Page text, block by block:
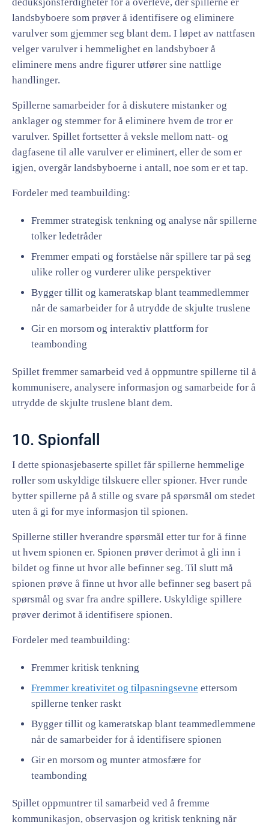
landsbyboere som prøver å identifisere og eliminere
varulver som gjemmer seg blant dem. I løpet av nattfasen
velger varulver i hemmelighet en landsbyboer å
eliminere mens andre figurer utfører sine nattlige
handlinger.
Spillerne samarbeider for å diskutere mistanker og
anklager og stemmer for å eliminere hvem de tror er
varulver. Spillet fortsetter å veksle mellom natt- og
dagfasene til alle varulver er eliminert, eller de som er
igjen, overgår landsbyboerne i antall, noe som er et tap.
Fordeler med teambuilding:
Fremmer strategisk tenkning og analyse når spillerne
tolker ledetråder
Fremmer empati og forståelse når spillere tar på seg
ulike roller og vurderer ulike perspektiver
Bygger tillit og kameratskap blant teammedlemmer
når de samarbeider for å utrydde de skjulte truslene
Gir en morsom og interaktiv plattform for
teambonding
Spillet fremmer samarbeid ved å oppmuntre spillerne til å
kommunisere, analysere informasjon og samarbeide for å
utrydde de skjulte truslene blant dem.
10. Spionfall
I dette spionasjebaserte spillet får spillerne hemmelige
roller som uskyldige tilskuere eller spioner. Hver runde
bytter spillerne på å stille og svare på spørsmål om stedet
uten å gi for mye informasjon til spionen.
Spillerne stiller hverandre spørsmål etter tur for å finne
ut hvem spionen er. Spionen prøver derimot å gli inn i
bildet og finne ut hvor alle befinner seg. Til slutt må
spionen prøve å finne ut hvor alle befinner seg basert på
spørsmål og svar fra andre spillere. Uskyldige spillere
prøver derimot å identifisere spionen.
Fordeler med teambuilding:
Fremmer kritisk tenkning
Fremmer kreativitet og tilpasningsevne ettersom
spillerne tenker raskt
Bygger tillit og kameratskap blant teammedlemmene
når de samarbeider for å identifisere spionen
Gir en morsom og munter atmosfære for
teambonding
Spillet oppmuntrer til samarbeid ved å fremme
kommunikasjon, observasjon og kritisk tenkning når